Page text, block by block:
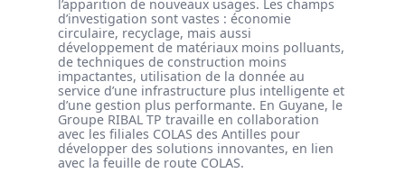
l’apparition de nouveaux usages. Les champs
d’investigation sont vastes : économie
circulaire, recyclage, mais aussi
développement de matériaux moins polluants,
de techniques de construction moins
impactantes, utilisation de la donnée au
service d’une infrastructure plus intelligente et
d’une gestion plus performante. En Guyane, le
Groupe RIBAL TP travaille en collaboration
avec les filiales COLAS des Antilles pour
développer des solutions innovantes, en lien
avec la feuille de route COLAS.